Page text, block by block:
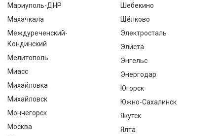
Мариуполь-ДНР
Махачкала
Междуреченский-
Кондинский
Мелитополь
Миасс
Михайловка
Михайловск
Мончегорск
Москва
Шебекино
Щёлково
Электросталь
Элиста
Энгельс
Энергодар
Югорск
Южно-Сахалинск
Якутск
Ялта